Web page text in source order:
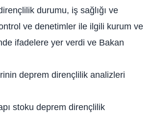
durumu, iş sağlığı ve
ve denetimler ile ilgili kurum ve
ifadelere yer verdi ve Bakan
deprem dirençlilik analizleri
stoku deprem dirençlilik